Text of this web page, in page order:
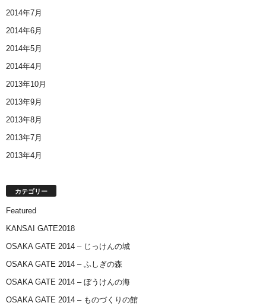
2014年7月
2014年6月
2014年5月
2014年4月
2013年10月
2013年9月
2013年8月
2013年7月
2013年4月
カテゴリー
Featured
KANSAI GATE2018
OSAKA GATE 2014 – じっけんの城
OSAKA GATE 2014 – ふしぎの森
OSAKA GATE 2014 – ぼうけんの海
OSAKA GATE 2014 – ものづくりの館